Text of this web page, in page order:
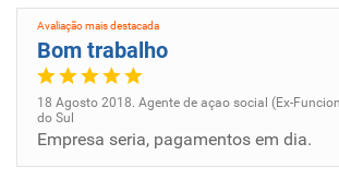
Avaliação mais destacada
Bom trabalho
18 Agosto 2018. Agente de açao social (Ex-
do Sul
Empresa seria, pagamentos em dia.